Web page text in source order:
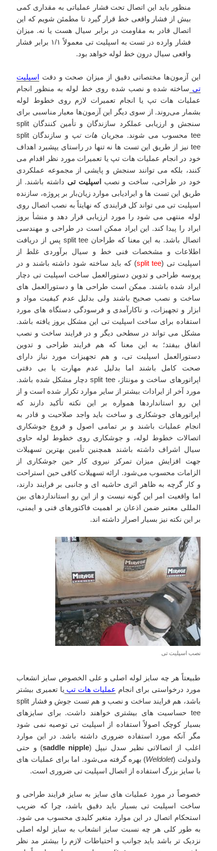
منظور باید این اتصال تحت فشار عملیاتی به مقداری کمی
بیش از فشار واقعی خط قرار گیرد تا مطمئن شویم که این
اتصال قادر به مقاومت در برابر سیال هست یا نه. میزان
فشار وارده در تست به اسپلیت تی معمولاً ۱/۱ برابر فشار
واقعی سیال درون خط لوله خواهد بود.
این آزمون‌ها مختصاتی دقیق از میزان صحت و دقت اسپلیت
تی ساخته شده و نصب شده روی خط لوله به منظور انجام
عملیات هات تپ یا انجام تعمیرات لازم روی خطوط لوله
بشمار می‌روند. از سوی دیگر این آزمون‌ها معیار مناسبی برای
سنجش و ارزیابی عملکرد سازندگان و تأمین کنندگان split
tee محسوب می شوند. مجریان
هات تپ
و سازندگان split
tee نیز از طریق این تست ها نه تنها در راستای یپشبرد اهداف
خود در انجام عملیات هات تپ یا تعمیرات مورد نظر اقدام می
کنند، بلکه می توانند سنجش و پایشی از مجموعه عملکردی
خود در طراحی، ساخت و نصب
اسپلیت تی داشته باشند. از
طریق این تست ها و ایرادیابی موارد زیان‌بار بر پروژه، سازنده
اسپلیت تی می تواند کل فرایندی که نهایتاً به نصب اتصال روی
لوله منتهی می شود را مورد ارزیابی قرار دهد و منشأ بروز
ایراد را پیدا کند. این ایراد ممکن است در طراحی و مهندسی
اتصال باشد. به این معنا که طراحان split tee پس از دریافت
اطلاعات و مشخصات فنی خط و سیال برآوردی غلط از
اسپلیت تی (split tee) که باید ساخته شود داشته باشند و در
پروسه طراحی و تدوین دستورالعمل ساخت اسپلیت تی دچار
ایراد شده باشند. ممکن است طراحی ها و دستورالعمل های
ساخت و نصب صحیح باشند ولی بدلیل عدم کیفیت مواد و
ابزار و تجهیزات، و ناکارآمدی و فرسودگی دستگاه های مورد
استفاده برای ساخت اسپلیت تی این مشکل بروز یافته باشد.
مشکل می تواند در سطحی دیگر و در فرایند ساخت و نصب
اتفاق بیفتد؛ به این معنا که هم فرایند طراحی و تدوین
دستورالعمل اسپلیت تی، و هم تجهیزات مورد نیاز دارای
صحت کامل باشند اما بدلیل عدم مهارت یا بی دقتی
اپراتورهای ساخت و مونتاژ، split tee دچار مشکل شده باشد.
مورد آخر از ایرادات بیشتر از سایر موارد تکرار شده است و از
این رو استانداردها همواره بر این نکته تأکید دارند که
اپراتورهای جوشکاری و ساخت باید واجد صلاحیت و قادر به
انجام عملیات باشند و بر تمامی اصول و فروع جوشکاری
اتصالات خطوط لوله، و جوشکاری روی خطوط لوله حاوی
سیال اشراف داشته باشند همچنین تأمین بهترین تسهیلات
جهت افزایش میزان تمرکز نیروی کار حین جوشکاری از
الزامات محسوب می‌شود. ارائه تسهیلات کافی حین استراحت
و کار گرچه به ظاهر اثری حاشیه ای و جانبی بر فرایند دارند،
اما واقعیت امر این گونه نیست و از این رو استانداردهای بین
المللی معتبر ضمن اذعان بر اهمیت فاکتورهای فنی و ایمنی،
بر این نکته نیز بسیار اصرار داشته اند.
نصب اسپلیت تی
طبیعتاً هر چه سایز لوله اصلی و علی الخصوص سایز انشعاب
مورد درخواستی برای انجام عملیات هات تپ یا تعمیری بیشتر
باشد، هم فرایند ساخت و نصب و هم تست جوش و فشار split
tee حساسیت های بیشتری خواهند داشت. برای سایزهای
بسیار کوچک اصولاً استفاده از اسپلیت تی توصیه نمی شود
مگر آنکه مورد استفاده ضروری داشته باشد. در این موارد
اغلب از اتصالاتی نظیر سدل نیپل (saddle nipple) و حتی
ولدولت (Weldolet) بهره گرفته می‌شود. اما برای عملیات های
با سایز بزرگ استفاده از اتصال اسپلیت تی ضروری است.
خصوصاً در مورد عملیات های سایز به سایز فرایند طراحی و
ساخت اسپلیت تی بسیار باید دقیق باشد، چرا که ضریب
استحکام اتصال در این موارد متغیر کلیدی محسوب می شود.
به طور کلی هر چه نسبت سایز انشعاب به سایز لوله اصلی
نزدیک تر باشد باید جوانب و احتیاطات لازم را بیشتر مد نظر